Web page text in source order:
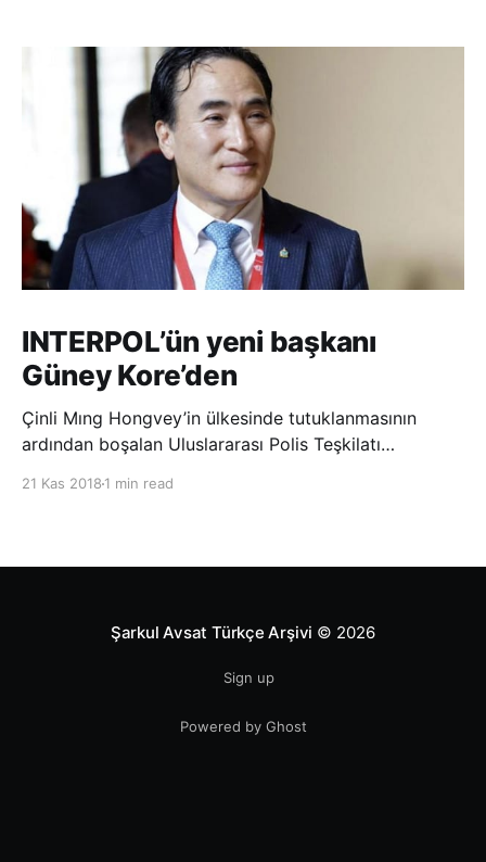
INTERPOL’ün yeni başkanı
Güney Kore’den
Çinli Mıng Hongvey’in ülkesinde tutuklanmasının
ardından boşalan Uluslararası Polis Teşkilatı
21 Kas 2018 1 min read
Şarkul Avsat Türkçe Arşivi © 2026
Sign up
Powered by Ghost